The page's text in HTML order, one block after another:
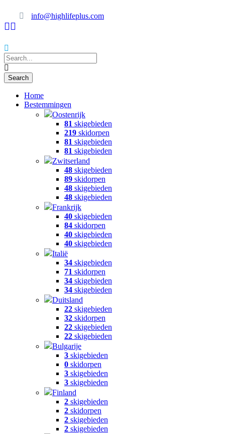
info@highlifeplus.com
Home
Bestemmingen
Oostenrijk
81 skigebieden
219 skidorpen
81 skigebieden
81 skigebieden
Zwitserland
48 skigebieden
89 skidorpen
48 skigebieden
48 skigebieden
Frankrijk
40 skigebieden
84 skidorpen
40 skigebieden
40 skigebieden
Italië
34 skigebieden
71 skidorpen
34 skigebieden
34 skigebieden
Duitsland
22 skigebieden
32 skidorpen
22 skigebieden
22 skigebieden
Bulgarije
3 skigebieden
0 skidorpen
3 skigebieden
3 skigebieden
Finland
2 skigebieden
2 skidorpen
2 skigebieden
2 skigebieden